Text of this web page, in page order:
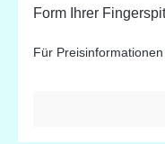
Form Ihrer Fingerspitze
Für